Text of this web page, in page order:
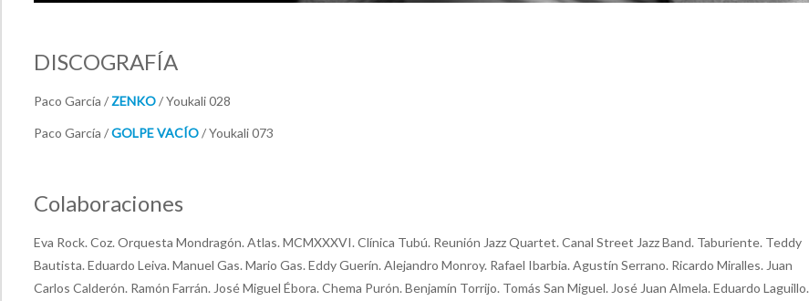
DISCOGRAFÍA
Paco García / ZENKO/ Youkali 028
Paco García /GOLPE VACÍO/ Youkali 073
Colaboraciones
Eva Rock. Coz. Orquesta Mondragón. Atlas. MCMXXXVI. Clínica Tubú. Reunión Jazz Quartet. Canal Street Jazz Band. Taburiente. Teddy
Bautista. Eduardo Leiva. Manuel Gas. Mario Gas. Eddy Guerín. Alejandro Monroy. Rafael Ibarbia. Agustín Serrano. Ricardo Miralles. Juan
Carlos Calderón. Ramón Farrán. José Miguel Ébora. Chema Purón. Benjamín Torrijo. Tomás San Miguel. José Juan Almela. Eduardo Laguillo.